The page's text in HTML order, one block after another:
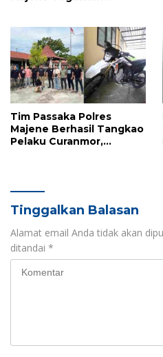
Tim Passaka Polres
Majene Berhasil Tangkao
Pelaku Curanmor,
Tinggalkan Balasan
Alamat email Anda tidak akan
ditandai *